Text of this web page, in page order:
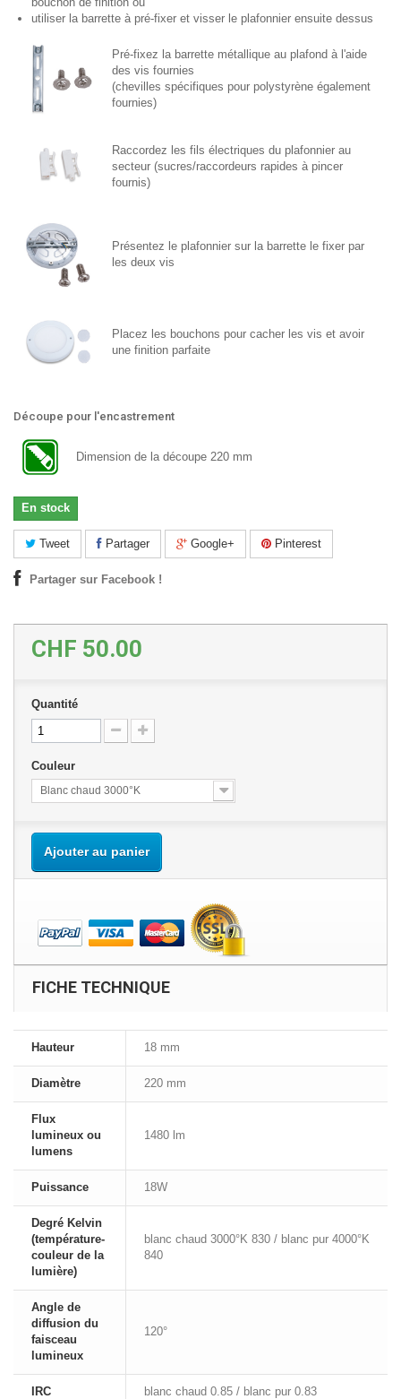
utiliser la barrette à pré-fixer et visser le plafonnier ensuite dessus
Pré-fixez la barrette métallique au plafond à l'aide
des vis fournies
(chevilles spécifiques pour polystyrène également
fournies)
Raccordez les fils électriques du plafonnier au
secteur (sucres/raccordeurs rapides à pincer
fournis)
Présentez le plafonnier sur la barrette le fixer par
les deux vis
Placez les bouchons pour cacher les vis et avoir
une finition parfaite
Découpe pour l'encastrement
Dimension de la découpe 220 mm
En stock
Tweet Partager Google+ Pinterest
Partager sur Facebook !
CHF 50.00
Quantité
Couleur
Blanc chaud 3000°K
Ajouter au panier
FICHE TECHNIQUE
Hauteur 18 mm
Diamètre 220 mm
Flux
lumineux ou
lumens
1480 lm
Puissance 18W
Degré Kelvin
(température-
couleur de la
lumière)
blanc chaud 3000°K 830 / blanc pur 4000°K
840
Angle de
diffusion du
faisceau
lumineux
120°
IRC blanc chaud 0.85 / blanc pur 0.83